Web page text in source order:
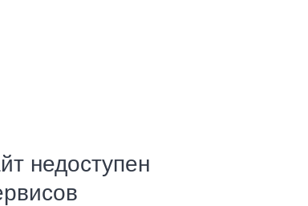
недоступен